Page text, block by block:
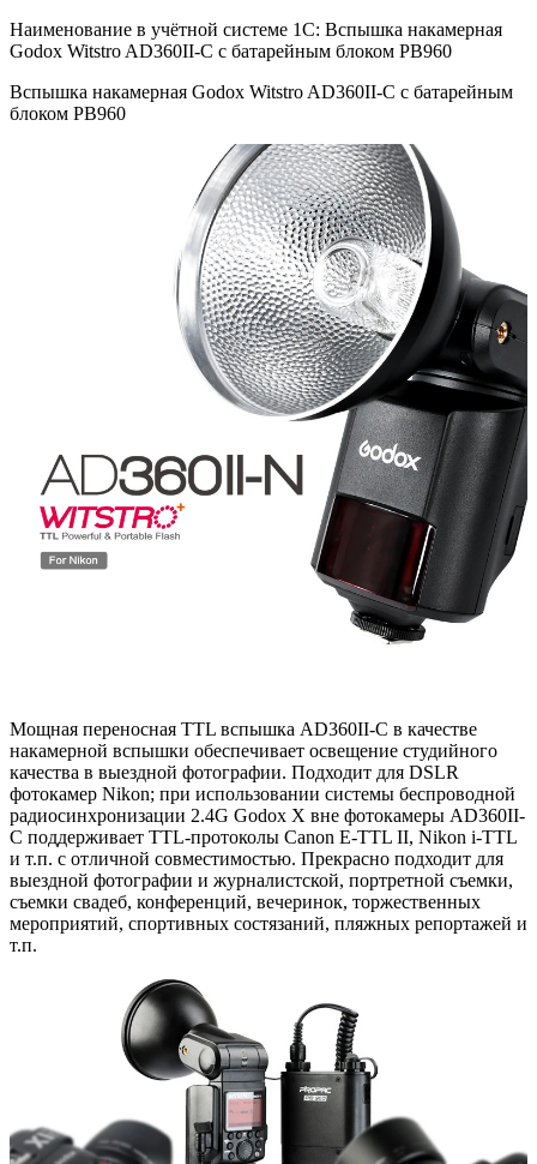
Наименование в учётной системе 1С: Вспышка накамерная
Godox Witstro AD360II-C с батарейным блоком PB960
Вспышка накамерная Godox Witstro AD360II-C с батарейным
блоком PB960
Мощная переносная TTL вспышка AD360II-C в качестве
накамерной вспышки обеспечивает освещение студийного
качества в выездной фотографии. Подходит для DSLR
фотокамер Nikon; при использовании системы беспроводной
радиосинхронизации 2.4G Godox X вне фотокамеры AD360II-
C поддерживает TTL-протоколы Canon E-TTL II, Nikon i-TTL
и т.п. с отличной совместимостью. Прекрасно подходит для
выездной фотографии и журналистской, портретной съемки,
съемки свадеб, конференций, вечеринок, торжественных
мероприятий, спортивных состязаний, пляжных репортажей и
т.п.